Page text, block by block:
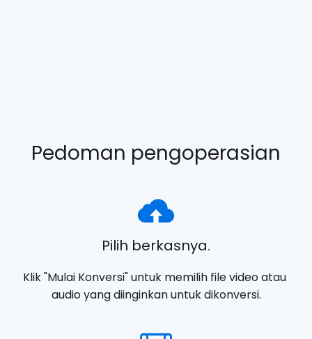
Pedoman pengoperasian
Pilih berkasnya.
Klik "Mulai Konversi" untuk memilih file video atau
audio yang diinginkan untuk dikonversi.